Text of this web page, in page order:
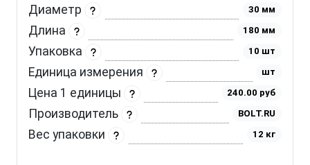
Диаметр 30 мм
Длина 180 мм
Упаковка 10 шт
Единица измерения шт
Цена 1 единицы 240.00 руб
Производитель BOLT.RU
Вес упаковки 12 кг